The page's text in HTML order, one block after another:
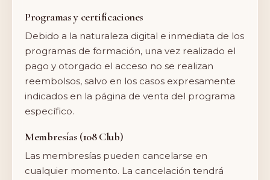
Programas y certificaciones
Debido a la naturaleza digital e inmediata de los
programas de formación, una vez realizado el
pago y otorgado el acceso no se realizan
reembolsos, salvo en los casos expresamente
indicados en la página de venta del programa
específico.
Membresías (108 Club)
Las membresías pueden cancelarse en
cualquier momento. La cancelación tendrá